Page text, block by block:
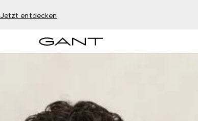
Jetzt entdecken